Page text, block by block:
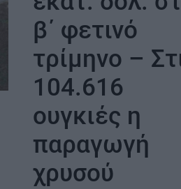
β΄ φετινό
τρίμηνο –
104.616
ουγκιές η
παραγωγή
χρυσού